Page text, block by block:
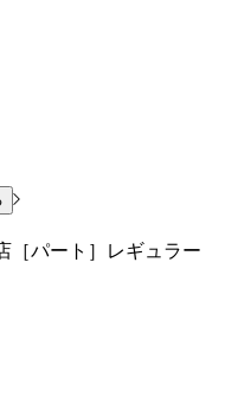
［パート］レギュラー